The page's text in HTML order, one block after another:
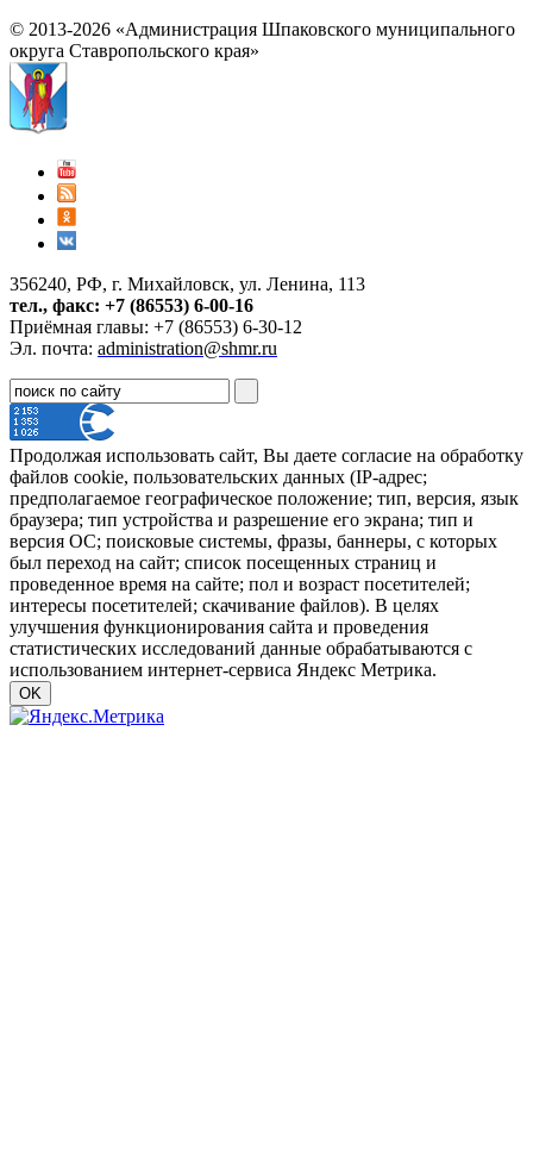
© 2013-2026 «Администрация Шпаковского муниципального
округа Ставропольского края»
356240, РФ, г. Михайловск, ул. Ленина, 113
тел., факс: +7 (86553) 6-00-16
Приёмная главы: +7 (86553) 6-30-12
Эл. почта: administration@shmr.ru
Продолжая использовать сайт, Вы даете согласие на обработку
файлов cookie, пользовательских данных (IP-адрес;
предполагаемое географическое положение; тип, версия, язык
браузера; тип устройства и разрешение его экрана; тип и
версия ОС; поисковые системы, фразы, баннеры, с которых
был переход на сайт; список посещенных страниц и
проведенное время на сайте; пол и возраст посетителей;
интересы посетителей; скачивание файлов). В целях
улучшения функционирования сайта и проведения
статистических исследований данные обрабатываются с
использованием интернет-сервиса Яндекс Метрика.
OK